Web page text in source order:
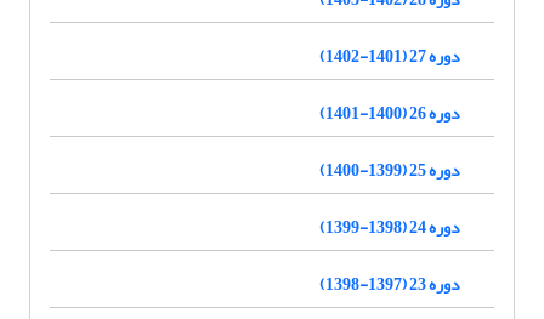
دوره 27 (1401-1402)
دوره 26 (1400-1401)
دوره 25 (1399-1400)
دوره 24 (1398-1399)
دوره 23 (1397-1398)